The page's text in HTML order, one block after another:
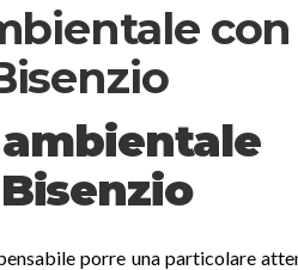
con
porre una particolare